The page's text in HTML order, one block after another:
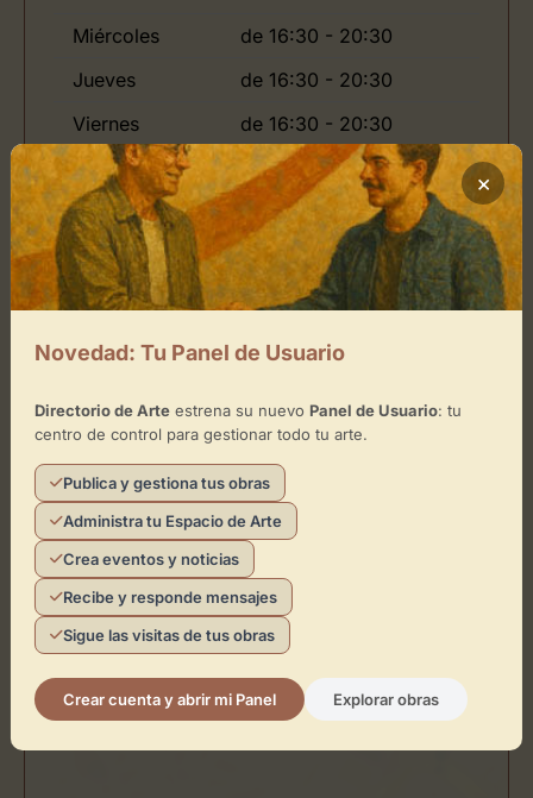
Miércoles
de 16:30 - 20:30
Jueves
de 16:30 - 20:30
Viernes
de 16:30 - 20:30
Ubicación de INVESTIGACIÓN Y
ARTE (ART ROOM)
INVESTIGACIÓN Y ARTE (ART ROOM)
+
−
Toca el mapa para interactuar
Activar Mapa
×
Novedad: Tu Panel de Usuario
Directorio de Arteestrena su nuevo Panel de Usuario: tu
centro de control para gestionar todo tu arte.
Publica y gestiona tus obras
Administra tu Espacio de Arte
Crea eventos y noticias
Recibe y responde mensajes
Sigue las visitas de tus obras
Crear cuenta y abrir mi Panel Explorar obras